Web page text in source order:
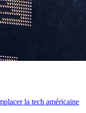
la tech américaine